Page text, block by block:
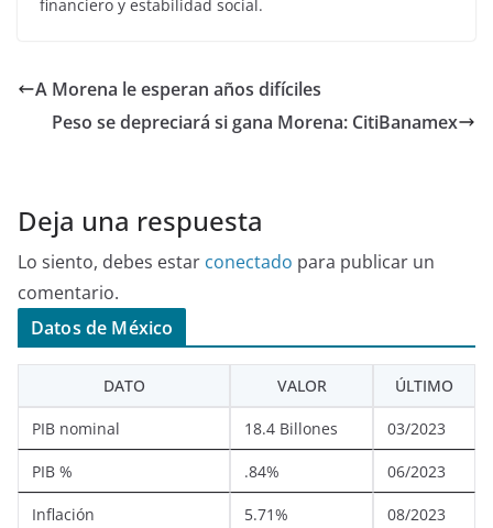
financiero y estabilidad social.
A Morena le esperan años difíciles
Peso se depreciará si gana Morena: CitiBanamex
Deja una respuesta
Lo siento, debes estar conectado para publicar un
comentario.
Datos de México
DATO VALOR ÚLTIMO
PIB nominal 18.4 Billones 03/2023
PIB % .84% 06/2023
Inflación 5.71% 08/2023